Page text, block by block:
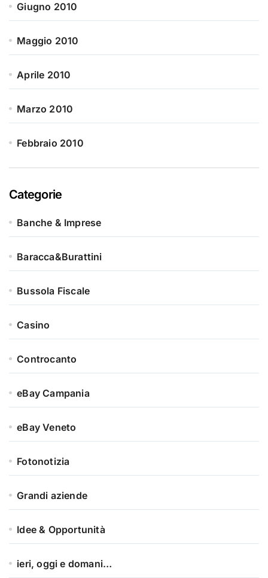
Giugno 2010
Maggio 2010
Aprile 2010
Marzo 2010
Febbraio 2010
Categorie
Banche & Imprese
Baracca&Burattini
Bussola Fiscale
Casino
Controcanto
eBay Campania
eBay Veneto
Fotonotizia
Grandi aziende
Idee & Opportunità
ieri, oggi e domani…